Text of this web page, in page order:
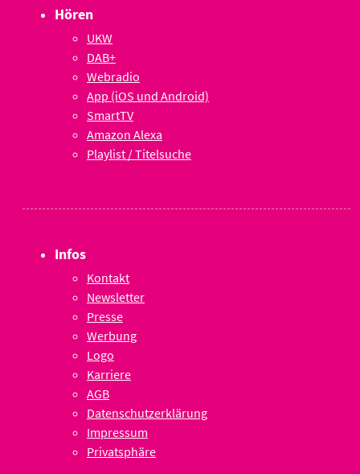
Hören
UKW
DAB+
Webradio
App (iOS und Android)
SmartTV
Amazon Alexa
Playlist / Titelsuche
Infos
Kontakt
Newsletter
Presse
Werbung
Logo
Karriere
AGB
Datenschutzerklärung
Impressum
Privatsphäre